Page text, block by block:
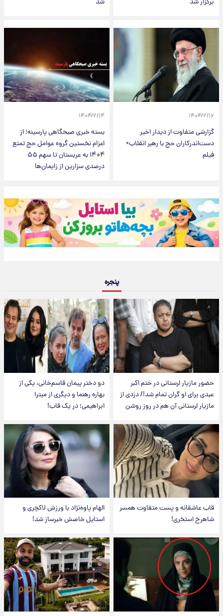
برگزار شد شد
۱۴۰۴/۲/۱۶
گزارشی متفاوت از دیدار اخیر
دست‌اندرکاران حج با رهبر انقلاب+
فیلم
۱۴۰۴/۲/۱۴
بسته خبری صبحگاهی پارسینه؛ از
اعزام نخستین گروه عوامل حج تمتع
۱۴۰۴ به عربستان تا سهم ۵۵
درصدی سزارین از زایمان‌ها
پنجره
حضور مازیار لرستانی در ختم اکبر
عبدی برای او گران تمام شد!/ دزدی از
مازیار لرستانی آن هم در روز روشن
دو دختر پیمان قاسم‌خانی، یکی از
بهاره رهنما و دیگری از میترا
ابراهیمی؛ در یک قاب!
قاب عاشقانه و پست متفاوت همسر
شاهرخ استخری!
الهام پاوه‌نژاد با ورزش لاکچری و
استایل خاصش خبرساز شد!